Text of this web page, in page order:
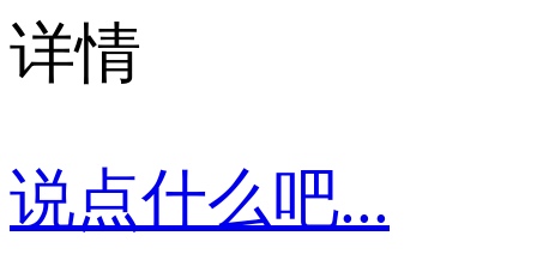
详情
说点什么吧...